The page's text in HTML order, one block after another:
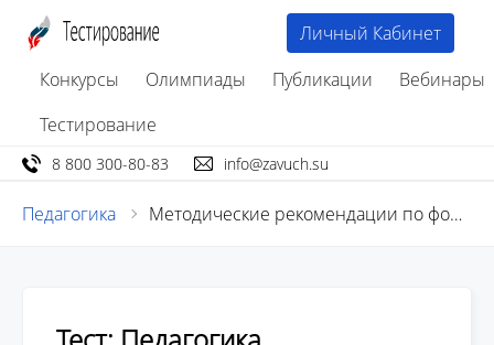
Конкурсы Олимпиады Публикации
Вебинары
Тестирование
Личный Кабинет
8 800 300-80-83 info@zavuch.su
Педагогика Методические рекомендации по формированию портфолио педагога